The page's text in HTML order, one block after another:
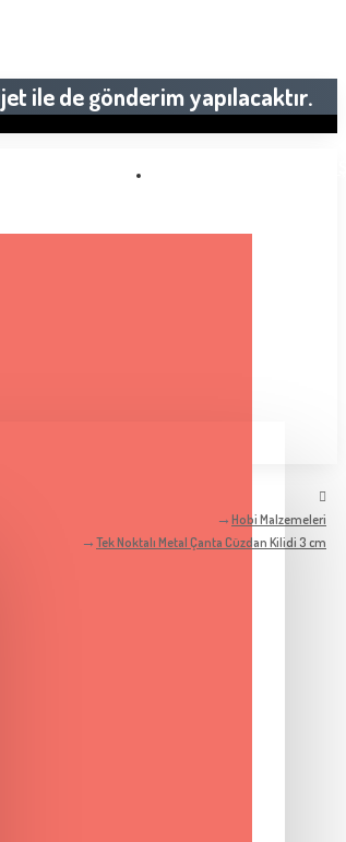
ile de gönderim yapılacaktır.
Hobi Malzemeleri
Tek Noktalı Metal Çanta Cüzdan Kilidi 3 cm